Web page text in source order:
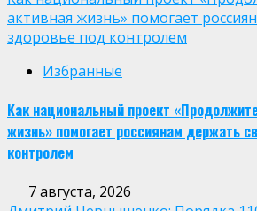
активная жизнь» помогает
здоровье под контролем
Избранные
Как национальный проект
жизнь» помогает россиянам держать
контролем
7 августа, 2026